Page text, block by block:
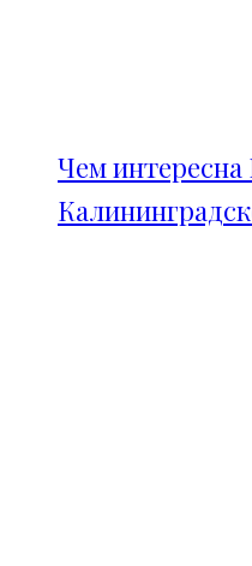
Чем интересна